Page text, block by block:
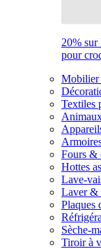
20% sur
pour
Mobilier
Textiles
Fours &
Hottes
Lave-
Laver &
Plaques
Sèche-
Tiroir à